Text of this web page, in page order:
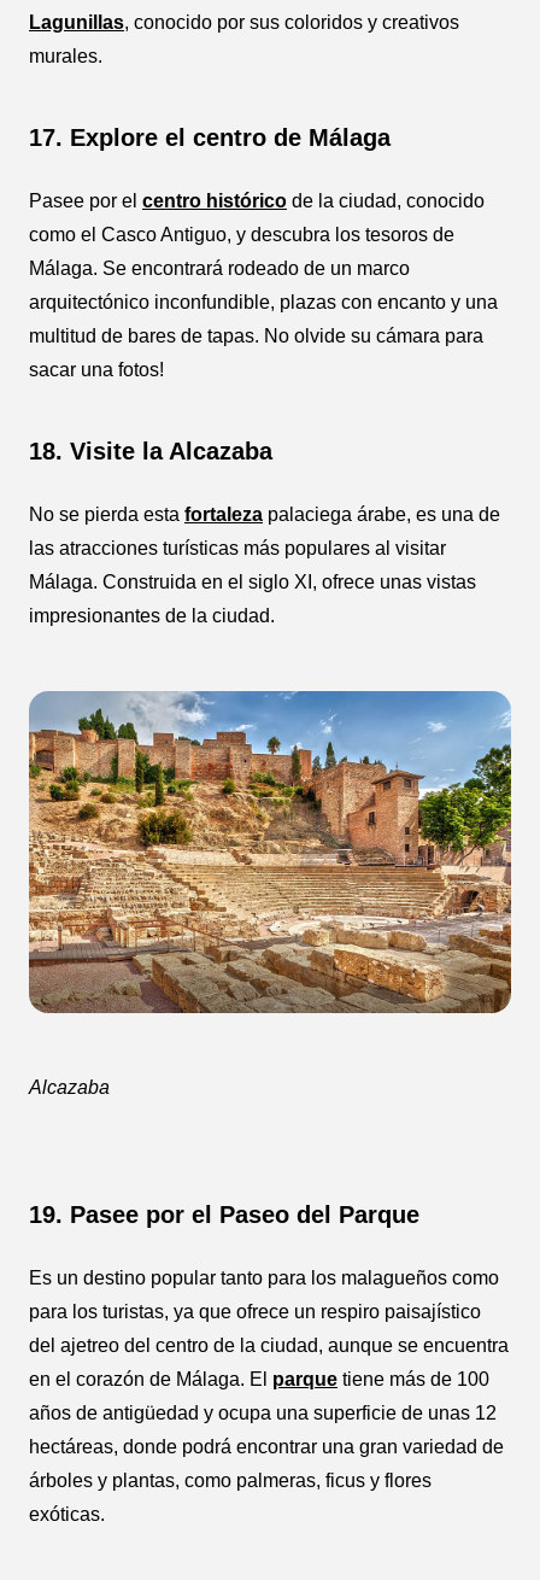
Lagunillas, conocido por sus coloridos y creativos
murales.
17. Explore el centro de Málaga
Pasee por el centro histórico de la ciudad, conocido
como el Casco Antiguo, y descubra los tesoros de
Málaga. Se encontrará rodeado de un marco
arquitectónico inconfundible, plazas con encanto y una
multitud de bares de tapas. No olvide su cámara para
sacar una fotos!
18. Visite la Alcazaba
No se pierda esta fortaleza palaciega árabe, es una de
las atracciones turísticas más populares al visitar
Málaga. Construida en el siglo XI, ofrece unas vistas
impresionantes de la ciudad.
Alcazaba
19. Pasee por el Paseo del Parque
Es un destino popular tanto para los malagueños como
para los turistas, ya que ofrece un respiro paisajístico
del ajetreo del centro de la ciudad, aunque se encuentra
en el corazón de Málaga. El parque tiene más de 100
años de antigüedad y ocupa una superficie de unas 12
hectáreas, donde podrá encontrar una gran variedad de
árboles y plantas, como palmeras, ficus y flores
exóticas.